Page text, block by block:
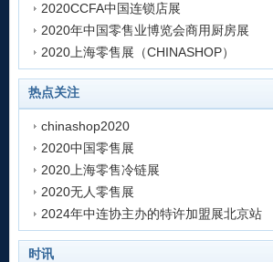
发表时间:2020-08-07 10:45:12
2020CCFA中国连锁店展
发表时间:2020-08-07 10:32:42
2020年中国零售业博览会商用厨房展
发表时间:2020-08-07 10:23:47
2020上海零售展（CHINASHOP）
热点关注
chinashop2020
发表时间:2020-10-23 17:26:45
2020中国零售展
发表时间:2020-10-23 17:25:29
2020上海零售冷链展
发表时间:2020-08-18 13:24:45
2020无人零售展
发表时间:2020-08-18 13:23:03
2024年中连协主办的特许加盟展北京站
时讯